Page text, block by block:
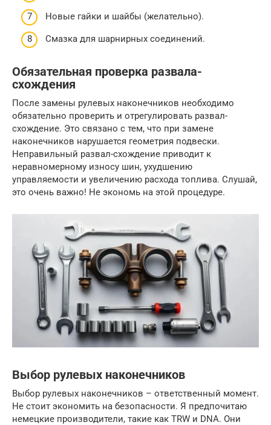
Новые гайки и шайбы (желательно).
Смазка для шарнирных соединений.
Обязательная проверка развала-
схождения
После замены рулевых наконечников необходимо
обязательно проверить и отрегулировать развал-
схождение. Это связано с тем, что при замене
наконечников нарушается геометрия подвески.
Неправильный развал-схождение приводит к
неравномерному износу шин, ухудшению
управляемости и увеличению расхода топлива. Слушай,
это очень важно! Не экономь на этой процедуре.
Выбор рулевых наконечников
Выбор рулевых наконечников – ответственный момент.
Не стоит экономить на безопасности. Я предпочитаю
немецкие производители, такие как TRW и DNA. Они